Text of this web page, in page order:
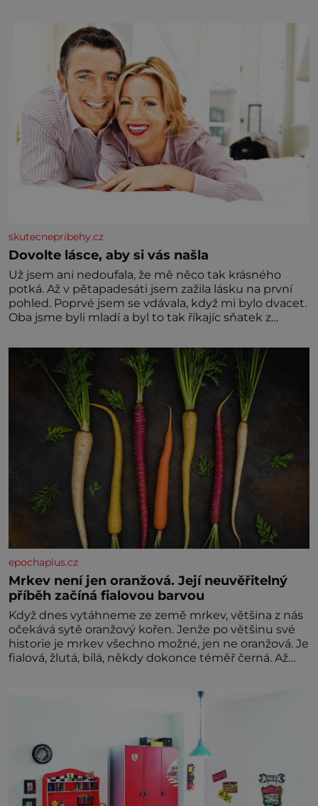
skutecnepribehy.cz
Dovolte lásce, aby si vás našla
Už jsem ani nedoufala, že mě něco tak krásného
potká. Až v pětapadesáti jsem zažila lásku na první
pohled. Poprvé jsem se vdávala, když mi bylo dvacet.
Oba jsme byli mladí a byl to tak říkajíc sňatek z
zaopatřený mladý muž. Manželství nám oběma moc
nesvědčilo, brzy jsme zjistili, že
epochaplus.cz
Mrkev není jen oranžová. Její neuvěřitelný
příběh začíná fialovou barvou
Když dnes vytáhneme ze země mrkev, většina z nás
očekává sytě oranžový kořen. Jenže po většinu své
historie je mrkev všechno možné, jen ne oranžová. Je
fialová, žlutá, bílá, někdy dokonce téměř černá. Až
nedokážeme představit. Její příběh je